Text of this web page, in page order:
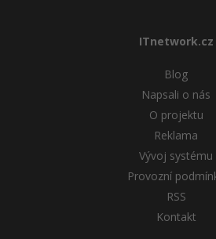
ITnetwork.cz
Blog
Napsali o nás
O projektu
Reklama
Vývoj systému
Provozní
RSS
Kontakt